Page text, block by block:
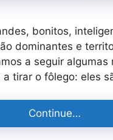
bonitos,
dominantes e
a seguir algumas
a tirar o fôlego: eles
Continue…